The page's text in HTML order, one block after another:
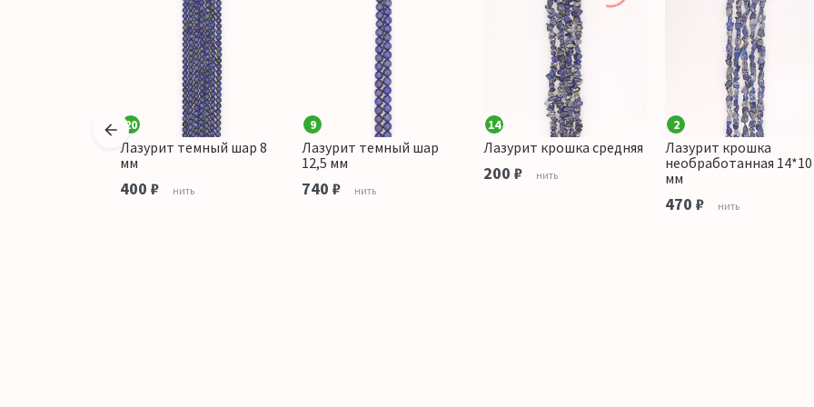
20
Лазурит темный шар 8
мм
400 ₽ нить
9
Лазурит темный шар
12,5 мм
740 ₽ нить
14
Лазурит крошка средняя
200 ₽ нить
2
Лазурит крошка
необработанная 14*10
мм
470 ₽ нить